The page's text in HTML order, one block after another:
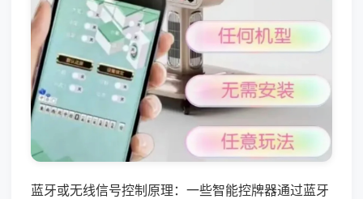
蓝牙或无线信号控制原理：一些智能控牌器通过蓝牙